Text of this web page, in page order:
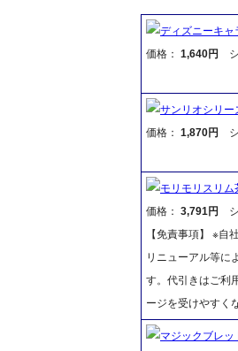
ディズニーキャ
価格： 1,640円 シ
サンリオシリー
価格： 1,870円 シ
モリモリスリ
価格： 3,791円
シ
【免責事項】 ※
リニューアル等に
す。代引きはご利
ージを受けやすく
マジックブレッ